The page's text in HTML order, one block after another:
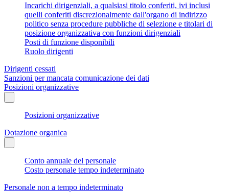
Incarichi dirigenziali, a qualsiasi titolo conferiti, ivi inclusi
quelli conferiti discrezionalmente dall'organo di indirizzo
politico senza procedure pubbliche di selezione e titolari di
posizione organizzativa con funzioni dirigenziali
Posti di funzione disponibili
Ruolo dirigenti
Dirigenti cessati
Sanzioni per mancata comunicazione dei dati
Posizioni organizzative
Posizioni organizzative
Dotazione organica
Conto annuale del personale
Costo personale tempo indeterminato
Personale non a tempo indeterminato